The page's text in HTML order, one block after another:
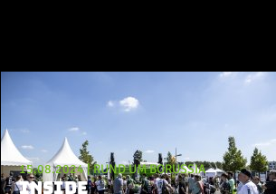
15.08.2024|RUND UM BORUSSIA
INSIDE